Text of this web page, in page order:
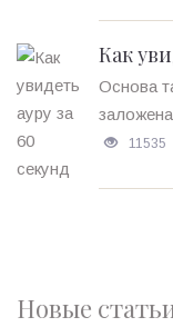
Как
Основа
11535
Новые